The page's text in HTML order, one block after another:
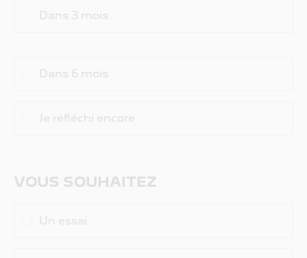
Dans 3 mois
Dans 6 mois
Je réfléchi encore
VOUS SOUHAITEZ
Un essai